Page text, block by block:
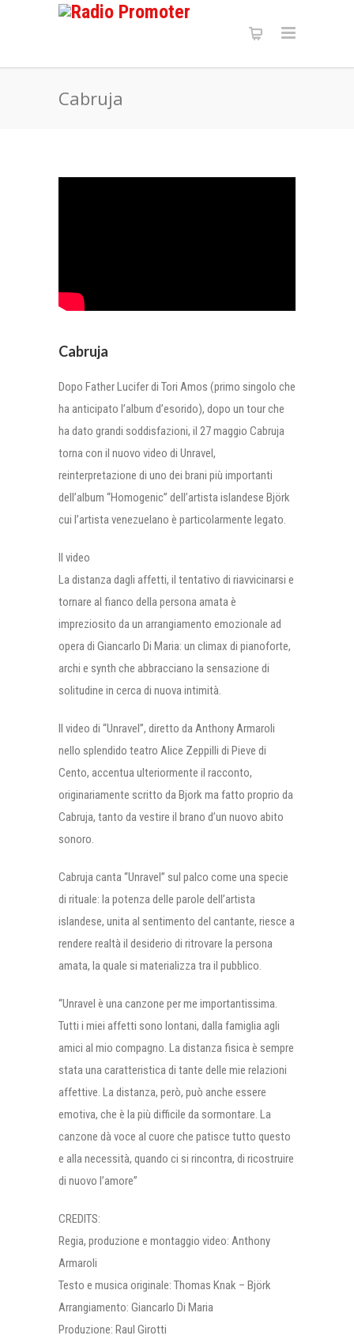
Cabruja
Cabruja
Dopo Father Lucifer di Tori Amos (primo singolo che
ha anticipato l’album d’esorido), dopo un tour che
ha dato grandi soddisfazioni, il 27 maggio Cabruja
torna con il nuovo video di Unravel,
reinterpretazione di uno dei brani più importanti
dell’album “Homogenic” dell’artista islandese Björk
cui l’artista venezuelano è particolarmente legato.
Il video
La distanza dagli affetti, il tentativo di riavvicinarsi e
tornare al fianco della persona amata è
impreziosito da un arrangiamento emozionale ad
opera di Giancarlo Di Maria: un climax di pianoforte,
archi e synth che abbracciano la sensazione di
solitudine in cerca di nuova intimità.
Il video di “Unravel”, diretto da Anthony Armaroli
nello splendido teatro Alice Zeppilli di Pieve di
Cento, accentua ulteriormente il racconto,
originariamente scritto da Bjork ma fatto proprio da
Cabruja, tanto da vestire il brano d’un nuovo abito
sonoro.
Cabruja canta “Unravel” sul palco come una specie
di rituale: la potenza delle parole dell’artista
islandese, unita al sentimento del cantante, riesce a
rendere realtà il desiderio di ritrovare la persona
amata, la quale si materializza tra il pubblico.
“Unravel è una canzone per me importantissima.
Tutti i miei affetti sono lontani, dalla famiglia agli
amici al mio compagno. La distanza fisica è sempre
stata una caratteristica di tante delle mie relazioni
affettive. La distanza, però, può anche essere
emotiva, che è la più difficile da sormontare. La
canzone dà voce al cuore che patisce tutto questo
e alla necessità, quando ci si rincontra, di ricostruire
di nuovo l’amore”
CREDITS:
Regia, produzione e montaggio video: Anthony
Armaroli
Testo e musica originale: Thomas Knak – Björk
Arrangiamento: Giancarlo Di Maria
Produzione: Raul Girotti